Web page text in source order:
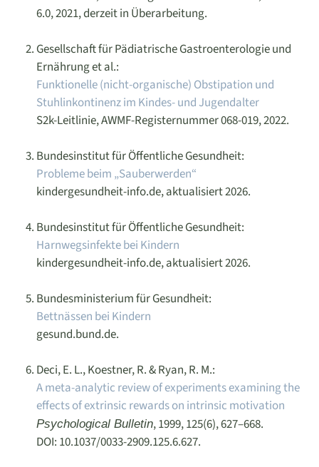
6.0, 2021, derzeit in Überarbeitung.
Gesellschaft für Pädiatrische Gastroenterologie und
Ernährung et al.:
Funktionelle (nicht-organische) Obstipation und
Stuhlinkontinenz im Kindes- und Jugendalter
S2k-Leitlinie, AWMF-Registernummer 068-019, 2022.
Bundesinstitut für Öffentliche Gesundheit:
Probleme beim „Sauberwerden“
kindergesundheit-info.de, aktualisiert 2026.
Bundesinstitut für Öffentliche Gesundheit:
Harnwegsinfekte bei Kindern
kindergesundheit-info.de, aktualisiert 2026.
Bundesministerium für Gesundheit:
Bettnässen bei Kindern
gesund.bund.de.
Deci, E. L., Koestner, R. & Ryan, R. M.:
A meta-analytic review of experiments examining the
effects of extrinsic rewards on intrinsic motivation
Psychological Bulletin, 1999, 125(6), 627–668.
DOI: 10.1037/0033-2909.125.6.627.